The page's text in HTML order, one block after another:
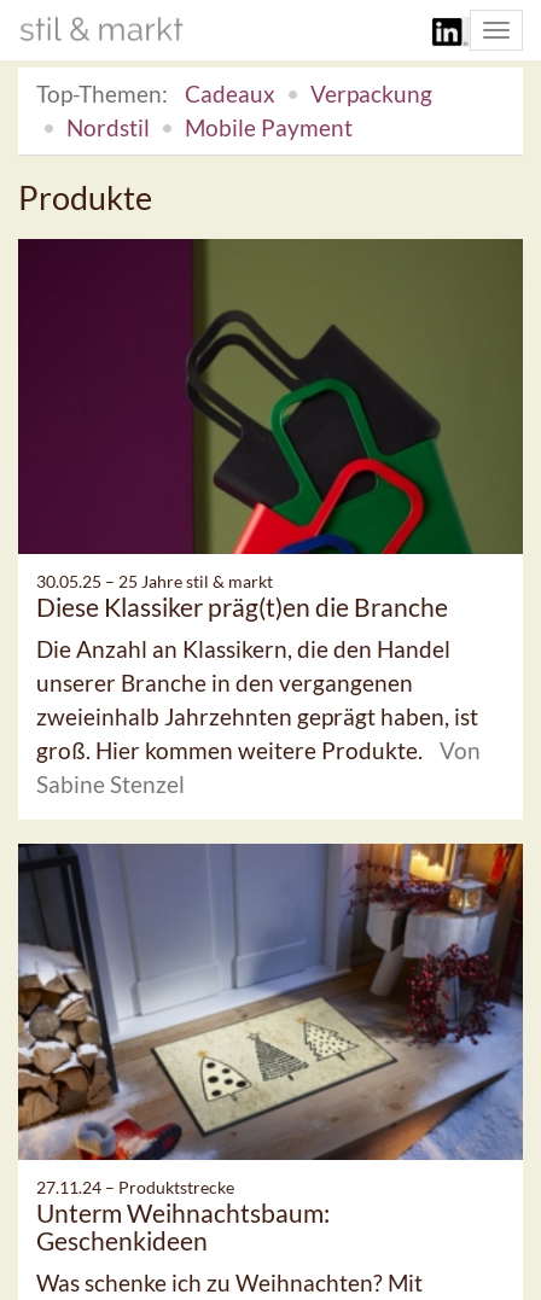
Top-Themen:
Cadeaux
Verpackung
Nordstil
Mobile Payment
Produkte
30.05.25 – 25 Jahre stil & markt
Diese Klassiker präg(t)en die Branche
Die Anzahl an Klassikern, die den Handel
unserer Branche in den vergangenen
zweieinhalb Jahrzehnten geprägt haben, ist
groß. Hier kommen weitere Produkte.
Von
Sabine Stenzel
27.11.24 – Produktstrecke
Unterm Weihnachtsbaum:
Geschenkideen
Was schenke ich zu Weihnachten? Mit